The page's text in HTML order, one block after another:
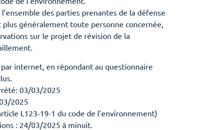
des parties prenantes de la défense
généralement toute personne concernée,
sur le projet de révision de la
internet, en répondant au questionnaire
03/03/2025
2025
L123-19-1 du code de l’environnement)
: 24/03/2025 à minuit.